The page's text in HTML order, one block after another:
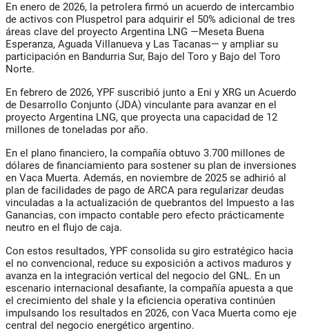
En enero de 2026, la petrolera firmó un acuerdo de intercambio
de activos con Pluspetrol para adquirir el 50% adicional de tres
áreas clave del proyecto Argentina LNG —Meseta Buena
Esperanza, Aguada Villanueva y Las Tacanas— y ampliar su
participación en Bandurria Sur, Bajo del Toro y Bajo del Toro
Norte.
En febrero de 2026, YPF suscribió junto a Eni y XRG un Acuerdo
de Desarrollo Conjunto (JDA) vinculante para avanzar en el
proyecto Argentina LNG, que proyecta una capacidad de 12
millones de toneladas por año.
En el plano financiero, la compañía obtuvo 3.700 millones de
dólares de financiamiento para sostener su plan de inversiones
en Vaca Muerta. Además, en noviembre de 2025 se adhirió al
plan de facilidades de pago de ARCA para regularizar deudas
vinculadas a la actualización de quebrantos del Impuesto a las
Ganancias, con impacto contable pero efecto prácticamente
neutro en el flujo de caja.
Con estos resultados, YPF consolida su giro estratégico hacia
el no convencional, reduce su exposición a activos maduros y
avanza en la integración vertical del negocio del GNL. En un
escenario internacional desafiante, la compañía apuesta a que
el crecimiento del shale y la eficiencia operativa continúen
impulsando los resultados en 2026, con Vaca Muerta como eje
central del negocio energético argentino.